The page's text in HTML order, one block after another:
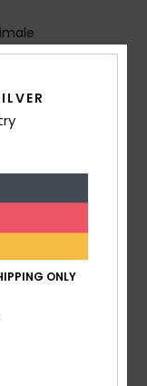
und
M2]
Quelltext
ONLY